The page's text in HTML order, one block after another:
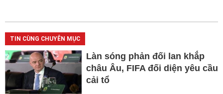
TIN CÙNG CHUYÊN MỤC
Làn sóng phản đối lan khắp
châu Âu, FIFA đối diện yêu cầu
cải tổ